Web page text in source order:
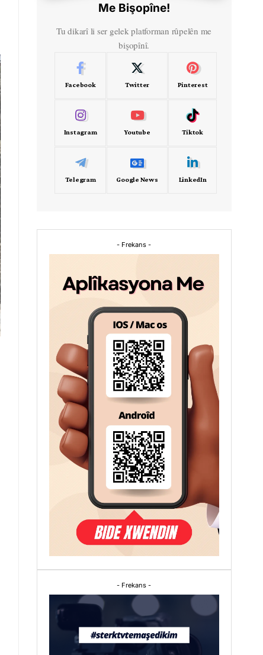
Me Bişopîne!
Tu dikarî li ser gelek platforman rûpelên me
bişopînî.
Facebook Twitter Pinterest
Instagram Youtube Tiktok
Telegram Google News LinkedIn
- Frekans -
- Frekans -